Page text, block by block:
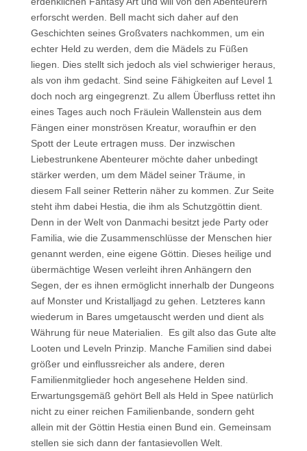
erforscht werden. Bell macht sich daher auf den
Geschichten seines Großvaters nachkommen, um ein
echter Held zu werden, dem die Mädels zu Füßen
liegen. Dies stellt sich jedoch als viel schwieriger heraus,
als von ihm gedacht. Sind seine Fähigkeiten auf Level 1
doch noch arg eingegrenzt. Zu allem Überfluss rettet ihn
eines Tages auch noch Fräulein Wallenstein aus dem
Fängen einer monströsen Kreatur, woraufhin er den
Spott der Leute ertragen muss. Der inzwischen
Liebestrunkene Abenteurer möchte daher unbedingt
stärker werden, um dem Mädel seiner Träume, in
diesem Fall seiner Retterin näher zu kommen. Zur Seite
steht ihm dabei Hestia, die ihm als Schutzgöttin dient.
Denn in der Welt von Danmachi besitzt jede Party oder
Familia, wie die Zusammenschlüsse der Menschen hier
genannt werden, eine eigene Göttin. Dieses heilige und
übermächtige Wesen verleiht ihren Anhängern den
Segen, der es ihnen ermöglicht innerhalb der Dungeons
auf Monster und Kristalljagd zu gehen. Letzteres kann
wiederum in Bares umgetauscht werden und dient als
Währung für neue Materialien.
Es gilt also das Gute alte
Looten und Leveln Prinzip. Manche Familien sind dabei
größer und einflussreicher als andere, deren
Familienmitglieder hoch angesehene Helden sind.
Erwartungsgemäß gehört Bell als Held in Spee natürlich
nicht zu einer reichen Familienbande, sondern geht
allein mit der Göttin Hestia einen Bund ein. Gemeinsam
stellen sie sich dann der fantasievollen Welt.